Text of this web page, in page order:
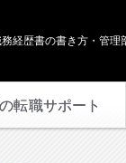
経歴書の書き方・管理
転職サポート